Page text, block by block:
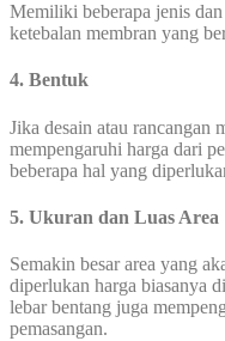
Memiliki beberapa jenis
ketebalan membran yang
4. Bentuk
Jika desain atau rancangan
mempengaruhi harga dari
beberapa hal yang
5. Ukuran dan Luas Area
Semakin besar area yang
diperlukan harga biasanya
lebar bentang juga
pemasangan.